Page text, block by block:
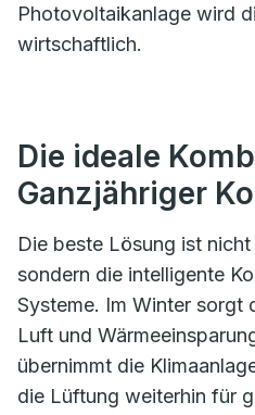
Photovoltaikanlage wird
wirtschaftlich.
Die ideale
Ganzjähriger
Die beste Lösung ist
sondern die intelligente
Systeme. Im Winter sorgt
Luft und
übernimmt die
die Lüftung weiterhin für